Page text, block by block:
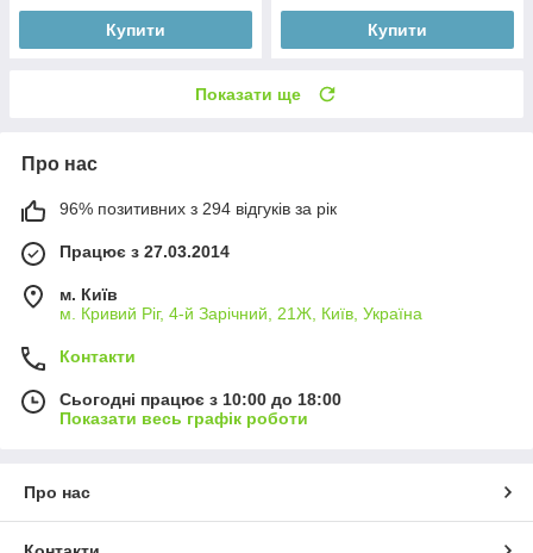
Купити Купити
Показати ще
Про нас
96% позитивних з 294 відгуків за рік
Працює з 27.03.2014
м. Київ
м. Кривий Ріг, 4-й Зарічний, 21Ж, Київ, Україна
Контакти
Сьогодні працює з 10:00 до 18:00
Показати весь графік роботи
Про нас